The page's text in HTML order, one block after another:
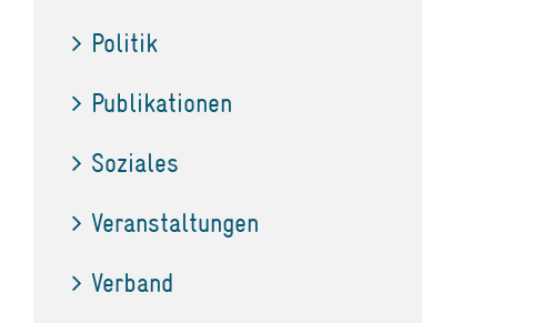
Politik
Publikationen
Soziales
Veranstaltungen
Verband